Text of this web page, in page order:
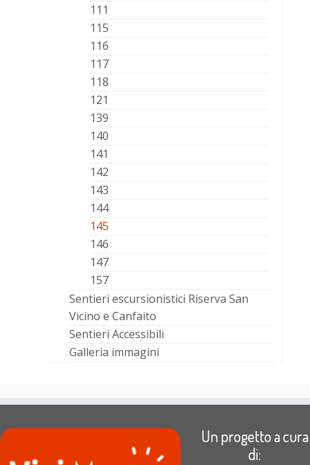
111
115
116
117
118
121
139
140
141
142
143
144
145
146
147
157
Sentieri escursionistici Riserva San
Vicino e Canfaito
Sentieri Accessibili
Galleria immagini
Un progetto a cura
di: